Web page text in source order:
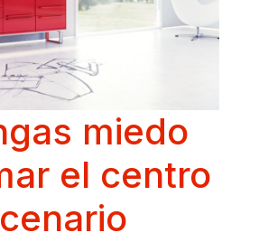
miedo
el centro